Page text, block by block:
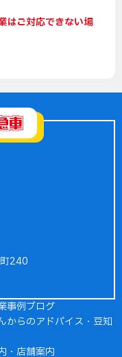
はご対応できない場
240
事例ブログ
からのアドバイス・豆知
・店舗案内